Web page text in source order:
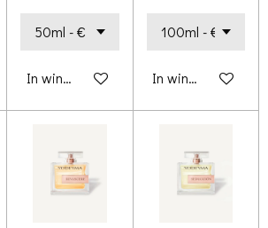
In winkelwagen In winkelwagen